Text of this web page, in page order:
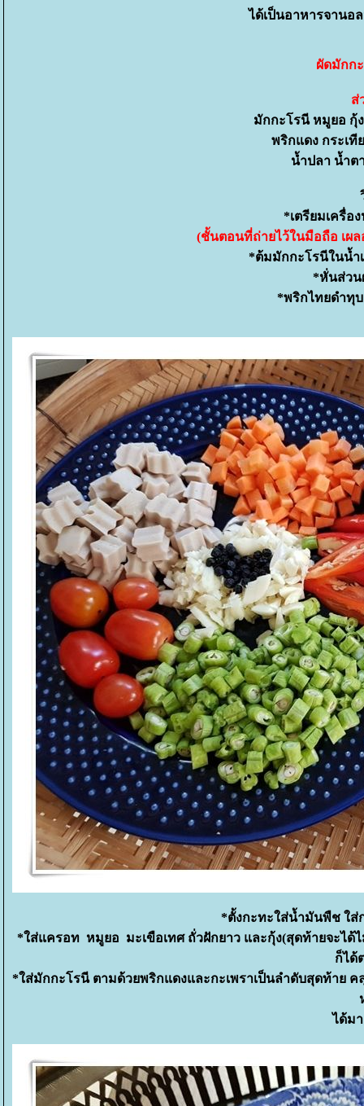
ได้เป็นอาหารจาน
ผัดมักก
ส่
มักกะโรนี หมูยอ กุ้
พริกแดง กระเ
น้ำปลา น้ำต
*เตรียมเครื่อ
(ชั้นตอนที่ถ่ายไว้ในมือถือ เผ
*ต้มมักกะโรนีในน้ำ
*หั่นส่ว
*พริกไทยดำทุ
*ตั้งกะทะใส่น้ำมันพืช ใส่
*ใส่แครอท หมูยอ มะเขือเทศ ถั่วฝักยาว และกุ้ง(สุดท้ายจะได้
ก็ได้
*ใส่มักกะโรนี ตามด้วยพริกแดงและกะเพราเป็นลำดับสุดท้าย
ได้ม